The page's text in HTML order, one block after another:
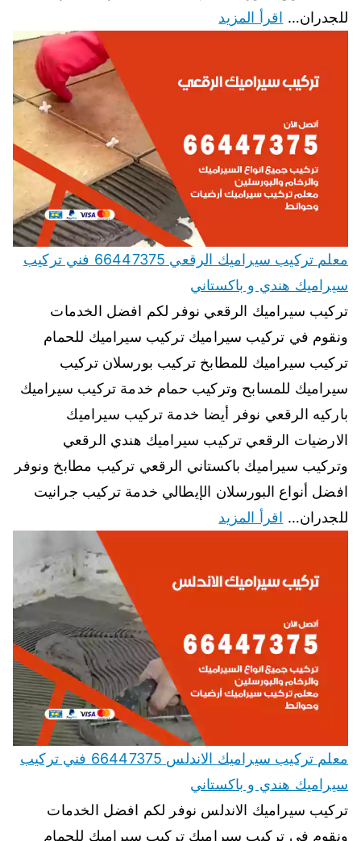
للجدران… اقرأ المزيد
معلم تركيب سيراميك الرقعي 66447375 فني تركيب
سيراميك هندي و باكستاني
تركيب سيراميك الرقعي نوفر لكم افضل الخدمات
ونقوم في تركيب سيراميك تركيب سيراميك للحمام
تركيب سيراميك للمطابخ تركيب بورسلان تركيب
سيراميك للمسابح وتركيب حمام خدمة تركيب سيراميك
باركيه الرقعي نوفر أيضا خدمة تركيب سيراميك
الارضيات الرقعي تركيب سيراميك هندي الرقعي
وتركيب سيراميك باكستاني الرقعي تركيب مطابخ ونوفر
افضل أنواع البورسلان الإيطالي خدمة تركيب جرانيت
للجدران… اقرأ المزيد
معلم تركيب سيراميك الاندلس 66447375 فني تركيب
سيراميك هندي و باكستاني
تركيب سيراميك الاندلس نوفر لكم افضل الخدمات
ونقوم في تركيب سيراميك تركيب سيراميك للحمام